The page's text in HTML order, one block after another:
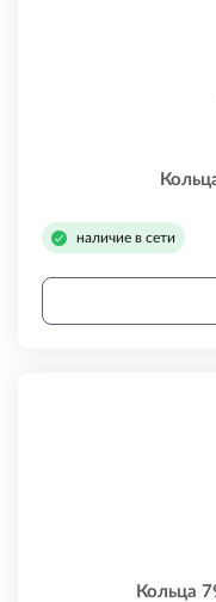
наличие в сети
Кольца